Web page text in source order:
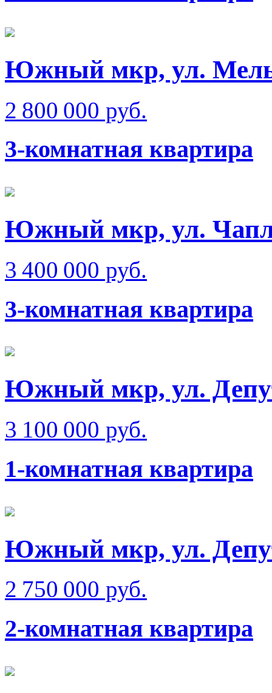
Южный мкр, ул.
2 800 000 руб.
3-комнатная квартира
Южный мкр, ул.
3 400 000 руб.
3-комнатная квартира
Южный мкр, ул.
3 100 000 руб.
1-комнатная квартира
Южный мкр, ул.
2 750 000 руб.
2-комнатная квартира